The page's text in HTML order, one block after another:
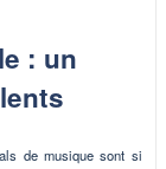
: un
de musique sont si